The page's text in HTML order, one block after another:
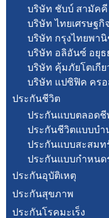
บริษัท ชับบ์ สามัคคี
บริษัท ไทยเศรษฐกิ
บริษัท กรุงไทยพา
บริษัท อลิอันซ์ อยุธ
บริษัท คุ้มภัยโตเกี
บริษัท แปซิฟิค คร
ประกันชีวิต
ประกันแบบตลอดชี
ประกันชีวิตแบบบำ
ประกันแบบสะสมท
ประกันแบบกำหนด
ประกันอุบัติเหตุ
ประกันสุขภาพ
ประกันโรคมะเร็ง